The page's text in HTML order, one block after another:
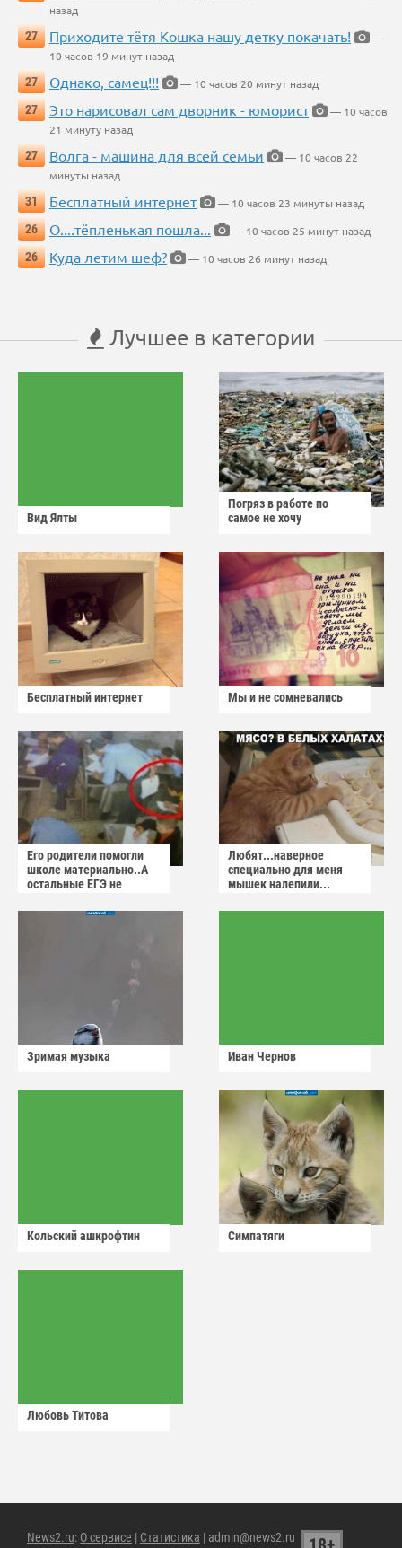
назад
27
Приходите тётя Кошка нашу детку покачать!
—
10 часов 19 минут назад
27
Однако, самец!!!
— 10 часов 20 минут назад
27
Это нарисовал сам дворник - юморист
— 10 часов
21 минуту назад
27
Волга - машина для всей семьи
— 10 часов 22
минуты назад
31
Бесплатный интернет
— 10 часов 23 минуты назад
26
О....тёпленькая пошла...
— 10 часов 25 минут назад
26
Куда летим шеф? — 10 часов 26 минут назад
Лучшее в категории
Вид Ялты
Погряз в работе по
самое не хочу
Бесплатный интернет Мы и не сомневались
Его родители помогли
школе материально..А
остальные ЕГЭ не
Любят...наверное
специально для меня
мышек налепили...
Зримая музыка Иван Чернов
Кольский ашкрофтин Симпатяги
Любовь Титова
News2.ru: О сервисе | Статистика | admin@news2.ru